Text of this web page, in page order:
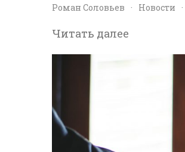
Роман Соловьев · Новости ·
Читать далее